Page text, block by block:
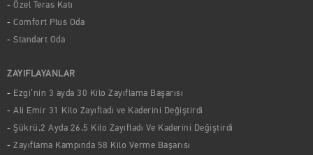
Özel Teras Katı
Comfort Plus Oda
Standart Oda
ZAYIFLAYANLAR
Ezgi’nin 3 ayda 30 Kilo Zayıflama Başarısı
Ali Emir 31 Kilo Zayıfladı ve Kaderini Değiştirdi
Şükrü,2 Ayda 26,5 Kilo Zayıfladı Ve Kaderini Değiştirdi
Zayıflama Kampında 58 Kilo Verme Başarısı